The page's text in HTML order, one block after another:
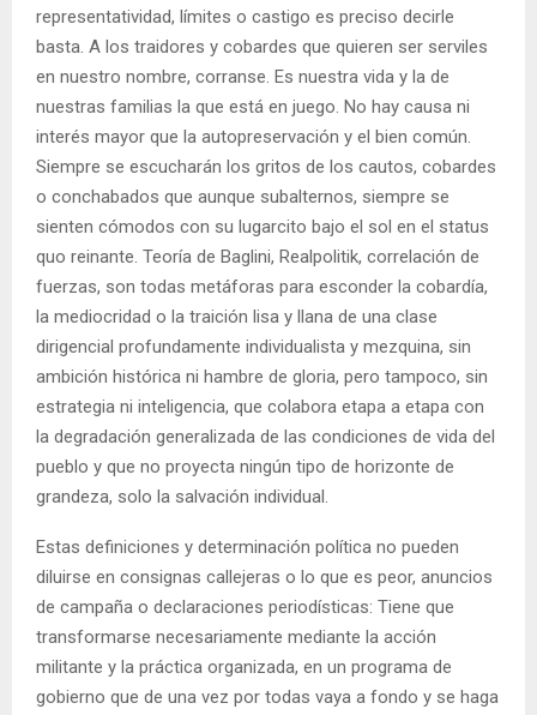
representatividad, límites o castigo es preciso decirle
basta. A los traidores y cobardes que quieren ser serviles
en nuestro nombre, corranse. Es nuestra vida y la de
nuestras familias la que está en juego. No hay causa ni
interés mayor que la autopreservación y el bien común.
Siempre se escucharán los gritos de los cautos, cobardes
o conchabados que aunque subalternos, siempre se
sienten cómodos con su lugarcito bajo el sol en el status
quo reinante. Teoría de Baglini, Realpolitik, correlación de
fuerzas, son todas metáforas para esconder la cobardía,
la mediocridad o la traición lisa y llana de una clase
dirigencial profundamente individualista y mezquina, sin
ambición histórica ni hambre de gloria, pero tampoco, sin
estrategia ni inteligencia, que colabora etapa a etapa con
la degradación generalizada de las condiciones de vida del
pueblo y que no proyecta ningún tipo de horizonte de
grandeza, solo la salvación individual.
Estas definiciones y determinación política no pueden
diluirse en consignas callejeras o lo que es peor, anuncios
de campaña o declaraciones periodísticas: Tiene que
transformarse necesariamente mediante la acción
militante y la práctica organizada, en un programa de
gobierno que de una vez por todas vaya a fondo y se haga